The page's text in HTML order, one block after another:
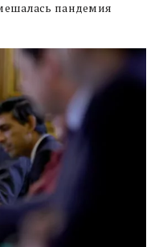
пандемия